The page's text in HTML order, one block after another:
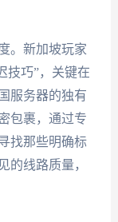
。新加坡玩家
技巧”，关键在
服务器的独有
包裹，通过专
找那些明确标
的线路质量，